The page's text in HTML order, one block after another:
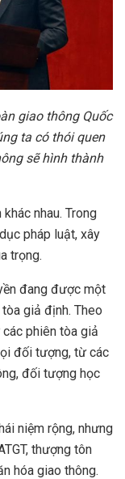
giao thông Quốc
ta có thói quen
sẽhình thành
nhau. Trong
pháp luật, xây
trọng.
đang được một
giả định. Theo
phiên tòa giả
đối tượng, từ các
đối tượng học
niệm rộng, nhưng
thượng tôn
hóa giao thông.